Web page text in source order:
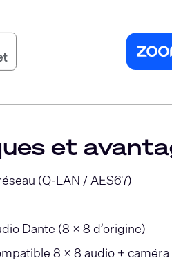
et
(Q-LAN / AES67)
Dante (8 x 8 d’origine)
8 x 8 audio + caméra